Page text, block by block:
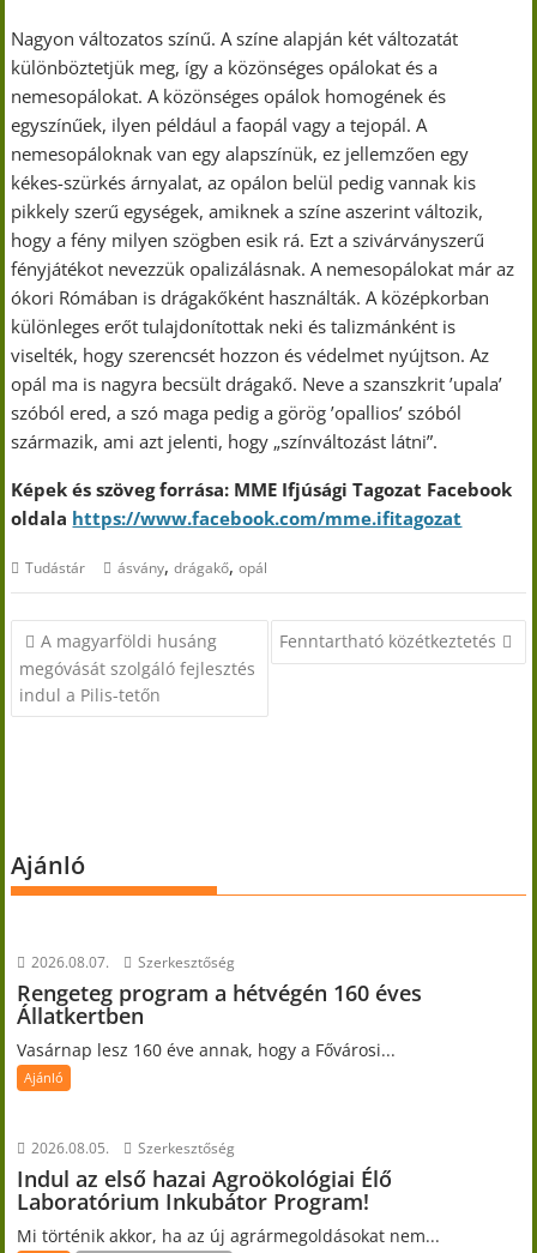
Nagyon változatos színű. A színe alapján két változatát
különböztetjük meg, így a közönséges opálokat és a
nemesopálokat. A közönséges opálok homogének és
egyszínűek, ilyen például a faopál vagy a tejopál. A
nemesopáloknak van egy alapszínük, ez jellemzően egy
kékes-szürkés árnyalat, az opálon belül pedig vannak kis
pikkely szerű egységek, amiknek a színe aszerint változik,
hogy a fény milyen szögben esik rá. Ezt a szivárványszerű
fényjátékot nevezzük opalizálásnak. A nemesopálokat már az
ókori Rómában is drágakőként használták. A középkorban
különleges erőt tulajdonítottak neki és talizmánként is
viselték, hogy szerencsét hozzon és védelmet nyújtson. Az
opál ma is nagyra becsült drágakő. Neve a szanszkrit ’upala’
szóból ered, a szó maga pedig a görög ’opallios’ szóból
származik, ami azt jelenti, hogy „színváltozást látni”.
Képek és szöveg forrása: MME Ifjúsági Tagozat Facebook
oldala https://www.facebook.com/mme.ifitagozat
Tudástár ásvány,drágakő,opál
Bejegyzés
navigáció
A magyarföldi husáng
megóvását szolgáló fejlesztés
indul a Pilis-tetőn
Fenntartható közétkeztetés
Ajánló
2026.08.07. Szerkesztőség
Rengeteg program a hétvégén 160 éves
Állatkertben
Vasárnap lesz 160 éve annak, hogy a Fővárosi...
Ajánló
2026.08.05. Szerkesztőség
Indul az első hazai Agroökológiai Élő
Laboratórium Inkubátor Program!
Mi történik akkor, ha az új agrármegoldásokat nem...